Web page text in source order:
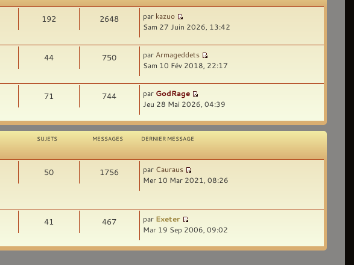
192 2648 par kazuo
Sam 27 Juin 2026, 13:42
44 750 par Armageddets
Sam 10 Fév 2018, 22:17
71 744 par GodRage
Jeu 28 Mai 2026, 04:39
SUJETS MESSAGES DERNIER MESSAGE
50 1756 par Cauraus
Mer 10 Mar 2021, 08:26
41 467 par Exeter
Mar 19 Sep 2006, 09:02